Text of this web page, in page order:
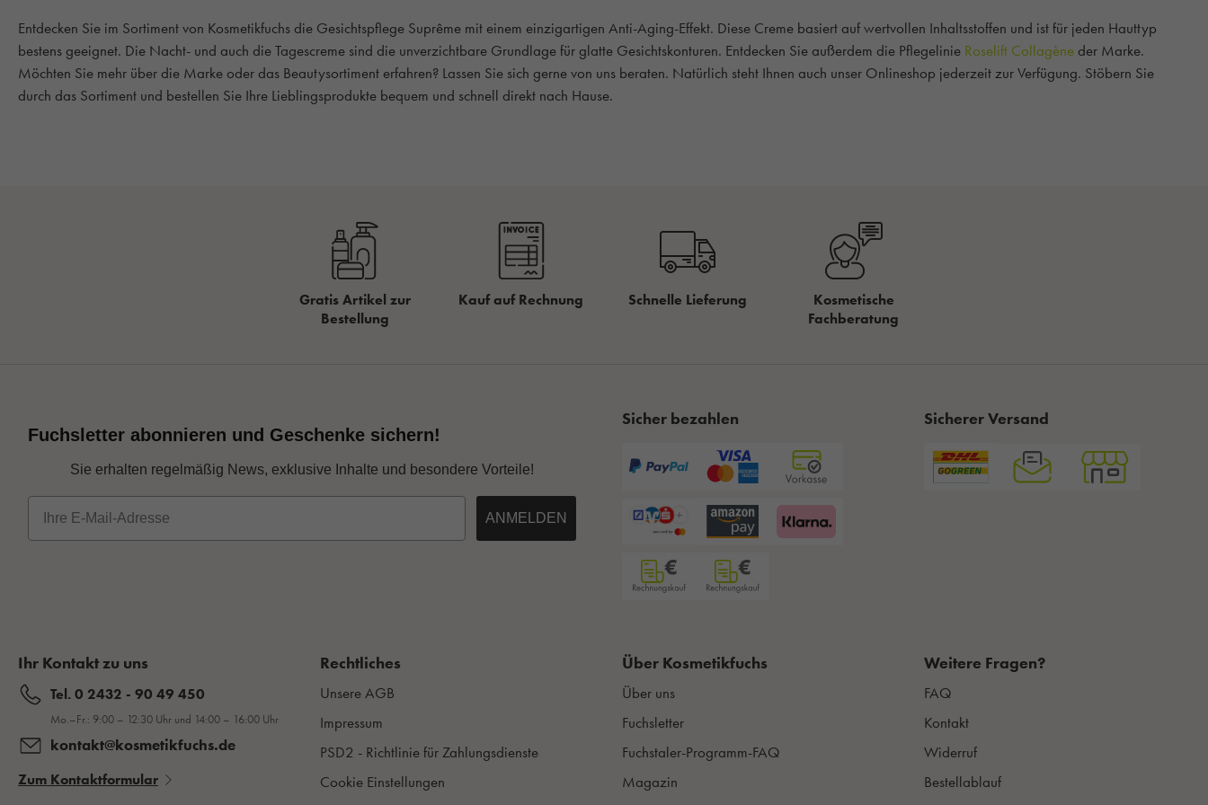
Entdecken Sie im Sortiment von Kosmetikfuchs die Gesichtspflege Suprême mit einem einzigartigen Anti-Aging-Effekt. Diese Creme basiert auf wertvollen Inhaltsstoffen und ist für jeden Hauttyp
bestens geeignet. Die Nacht- und auch die Tagescreme sind die unverzichtbare Grundlage für glatte Gesichtskonturen. Entdecken Sie außerdem die Pflegelinie Roselift Collagène der Marke.
Möchten Sie mehr über die Marke oder das Beautysortiment erfahren? Lassen Sie sich gerne von uns beraten. Natürlich steht Ihnen auch unser Onlineshop jederzeit zur Verfügung. Stöbern Sie
durch das Sortiment und bestellen Sie Ihre Lieblingsprodukte bequem und schnell direkt nach Hause.
Gratis Artikel zur
Bestellung
Kauf auf Rechnung Schnelle Lieferung
Kosmetische
Fachberatung
Fuchsletter abonnieren und Geschenke sichern!
Sie erhalten regelmäßig News, exklusive Inhalte und besondere Vorteile!
E-Mail
ANMELDEN
Sicher bezahlen Sicherer Versand
Ihr Kontakt zu uns
Tel. 0 2432 - 90 49 450
Mo.–Fr.: 9:00 – 12:30 Uhr und 14:00 – 16:00 Uhr
kontakt@kosmetikfuchs.de
Zum Kontaktformular
Rechtliches
Unsere AGB
Impressum
PSD2 - Richtlinie für Zahlungsdienste
Cookie Einstellungen
Über Kosmetikfuchs
Über uns
Fuchsletter
Fuchstaler-Programm-FAQ
Magazin
Weitere Fragen?
FAQ
Kontakt
Widerruf
Bestellablauf